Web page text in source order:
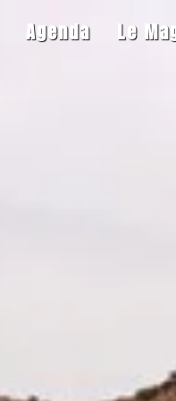
Agenda Le